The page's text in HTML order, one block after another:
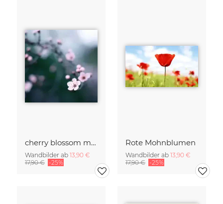
cherry blossom moments II
Wandbilder ab 13,90 €
17,90 € -25%
Rote Mohnblumen
Wandbilder ab 13,90 €
17,90 € -25%